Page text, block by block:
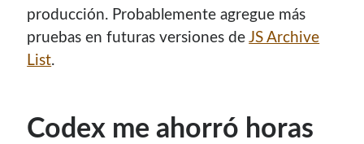
producción. Probablemente agregue más
pruebas en futuras versiones deJS Archive
List.
Codex me ahorró horas